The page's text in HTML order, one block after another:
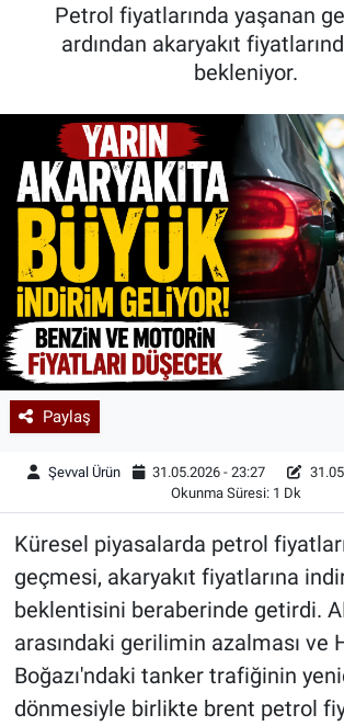
Petrol fiyatlarında yaşanan
ardından akaryakıt
bekleniyor.
Paylaş
Şevval Ürün 31.05.2026 - 23:27
Okunma Süresi: 1 Dk
Küresel piyasalarda petrol
geçmesi, akaryakıt fiyatlarına
beklentisini beraberinde getirdi.
arasındaki gerilimin azalması ve
Boğazı'ndaki tanker trafiğinin
dönmesiyle birlikte brent petrol
İnanç
Kültür & Sanat
Sağlık
Siyaset
Teknoloji
Yazarlar
Astroloji-Rüya